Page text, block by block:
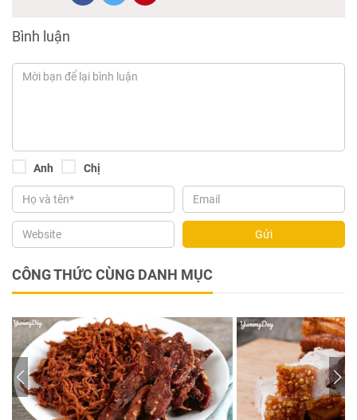
Bình luận
Anh Chị
Gửi
CÔNG THỨC CÙNG DANH MỤC